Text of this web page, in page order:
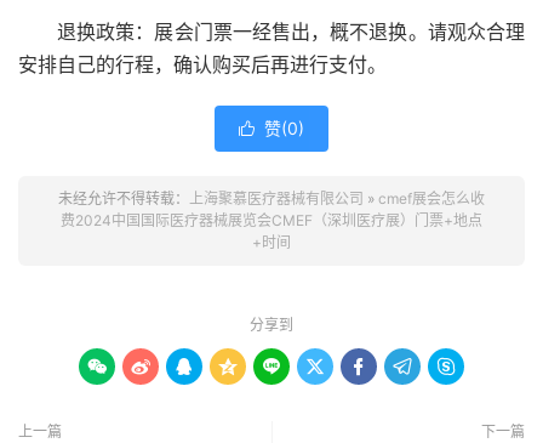
退换政策：展会门票一经售出，概不退换。请观众合理
安排自己的行程，确认购买后再进行支付。
 赞(0)
未经允许不得转载： 上海聚慕医疗器械有限公司 » cmef展会怎么收
费2024中国国际医疗器械展览会CMEF（深圳医疗展）门票+地点
+时间
分享到
        
上一篇 下一篇